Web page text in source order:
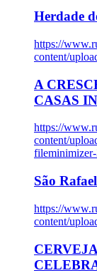
Herdade
https://
content/
A
CASAS
https://
content/
São
https://
content/